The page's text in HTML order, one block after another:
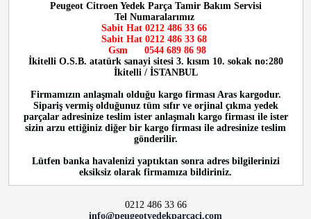
Peugeot Citroen Yedek Parça Tamir Bakım Servisi
Tel Numaralarımız
Sabit Hat 0212 486 33 66
Sabit Hat 0212 486 33 68
Gsm 0544 689 86 98
İkitelli O.S.B. atatürk sanayi sitesi 3. kısım 10. sokak no:280
İkitelli / İSTANBUL
Firmamızın anlaşmalı olduğu kargo firması Aras kargodur.
Sipariş vermiş olduğunuz tüm sıfır ve orjinal çıkma yedek
parçalar adresinize teslim ister anlaşmalı kargo firması ile ister
sizin arzu ettiğiniz diğer bir kargo firması ile adresinize teslim
gönderilir.
Lütfen banka havalenizi yaptıktan sonra adres bilgilerinizi
eksiksiz olarak firmamıza bildiriniz.
0212 486 33 66
info@peugeotyedekparcaci.com